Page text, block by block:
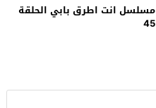
مسلسل انت اطرق بابي الحلقة
45